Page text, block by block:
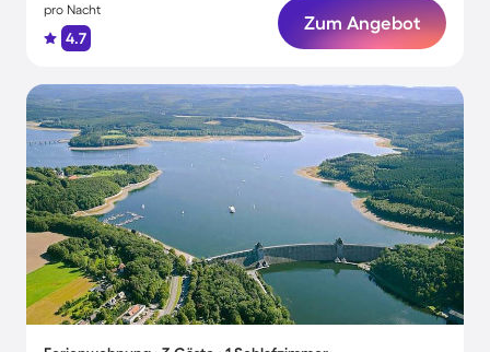
pro Nacht
4.7
Zum Angebot